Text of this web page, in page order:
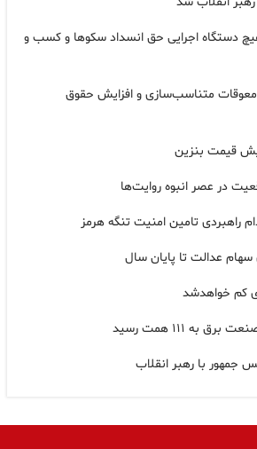
دستگاه اجرایی حق انسداد سکوها و کسب و
متناسب‌سازی و افزایش حقوق
قیمت بنزین
در عصر انبوه روایت‌ها
راهبردی تامین امنیت تنگه هرمز
سهام عدالت تا پایان سال
کم خواهدشد
به ۱۱۱ همت رسید
جمهور با رهبر انقلاب